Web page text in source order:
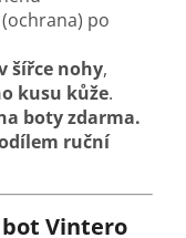
(ochrana) po
šířce nohy,
kusu kůže.
boty zdarma.
ruční
Vintero